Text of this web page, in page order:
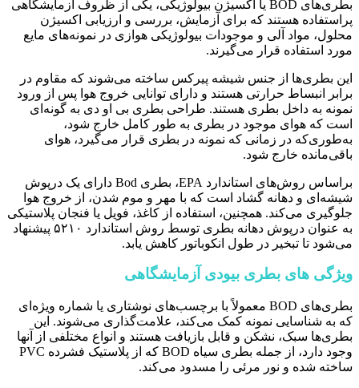
بطری‌های BOD یا اکسیژن بیولوژیکی، یکی از ظروف آزمایشگاهی
پراستفاده هستند که برای آزمایش، بررسی و ارزیابی اکسیژن
محلول، مواد آلی و موجودات بیولوژیکی هوازی در نمونه‌های مایع
مورد استفاده قرار می‌گیرند.
این بطری‌ها از جنس شیشه پیرکس ساخته می‌شوند که مقاوم در
برابر انبساط حرارتی هستند و دارای توانایی خروج هوا پس از ورود
نمونه به داخل بطری هستند. طراحی بطری‌ بی او دی به گونه‌ای
است که هوای موجود در بطری به طور کامل خارج شود،
به‌طوری‌که در زمانی که نمونه در بطری قرار می‌گیرد، هوای
باقی‌مانده خارج شود.
براساس روش‌های استاندارد EPA، بطری Bod دارای یک درپوش
شیشه‌ای و دهانه گشاد است که با مهر و موم شدن، از خروج هوا
جلوگیری می‌کند. همچنین، استفاده از کاغذ، فویل یا فنجان پلاستیکی
به عنوان درپوش دهانه بطری توسط روش استاندارد ۵۲۱۰ پیشنهاد
می‌شود تا تبخیر در طول انکوباتور کاهش یابد.
ویژگی های بطری بیودی آزمایشگاهی
بطری‌های BOD معمولاً با برچسب‌های نوشتاری یا شماره ویژه‌ای
که به شناسایی نمونه کمک می‌کند، علامت‌گذاری می‌شوند. این
بطری‌ها سبک، نشکن و قابل بازیافت هستند و انواع مختلفی از آنها
وجود دارد، از جمله بطری سیاه BOD که از پلاستیک فشرده PVC
ساخته شده و نور مرئی را مسدود می‌کند.